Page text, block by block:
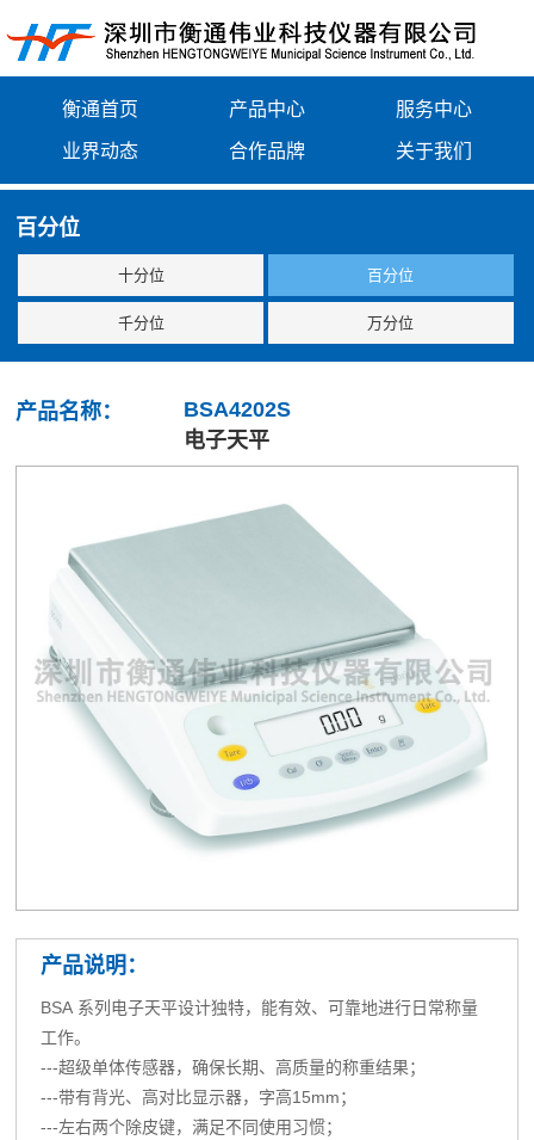
衡通首页 产品中心 服务中心
业界动态 合作品牌 关于我们
百分位
十分位 百分位
千分位 万分位
产品名称：
BSA4202S
电子天平
产品说明：
BSA 系列电子天平设计独特，能有效、可靠地进行日常称量
工作。
---超级单体传感器，确保长期、高质量的称重结果；
---带有背光、高对比显示器，字高15mm；
---左右两个除皮键，满足不同使用习惯；